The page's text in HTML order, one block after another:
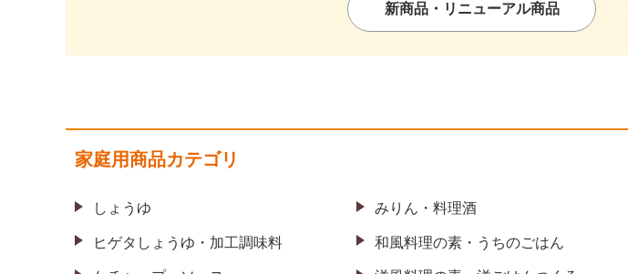
新商品・リニューアル商品
家庭用商品カテゴリ
しょうゆ みりん・料理酒
ヒゲタしょうゆ・ 加工調味料 和風料理の素・ うちのごはん